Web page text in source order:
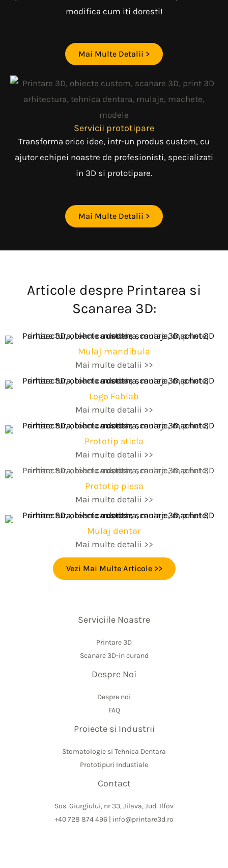
modifica cum iti doresti!
Mai Multe Detalii >
Servicii prototipare
Transforma orice idee, intr-un produs custom, cu
ajutor echipei noastre de profesionisti, specializati
in 3D si prototipare.
Mai Multe Detalii >
Articole despre Printarea si
Scanarea 3D:
Mulaj mandibula
Mai multe detalii >>
Logo Fablab
Mai multe detalii >>
Prototip sticla
Mai multe detalii >>
Prototip piesa
Mai multe detalii >>
Mulaj dentar
Mai multe detalii >>
Vezi Mai Multe Articole >>
Serviciile Noastre
Printare 3D
Scanare 3D-in curand
Despre Noi
Despre noi
FAQ
Proiecte si Industrii
Stomatologie si Tehnica Dentara
Prototipuri Industiale
Contact
Sos. Giurgiului, nr 33, Jilava, Jud. Ilfov
+40 728 874 496 | info@printare3d.ro